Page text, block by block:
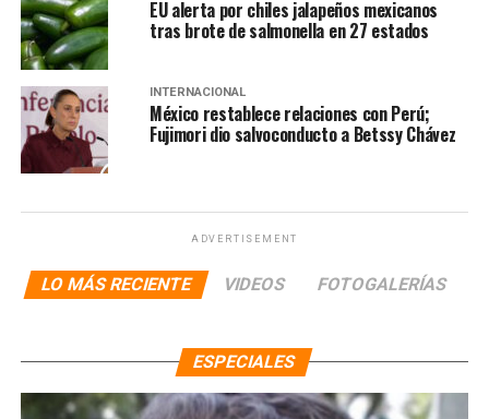
EU alerta por chiles jalapeños mexicanos
tras brote de salmonella en 27 estados
INTERNACIONAL
México restablece relaciones con Perú;
Fujimori dio salvoconducto a Betssy Chávez
ADVERTISEMENT
LO MÁS RECIENTE VIDEOS FOTOGALERÍAS
ESPECIALES